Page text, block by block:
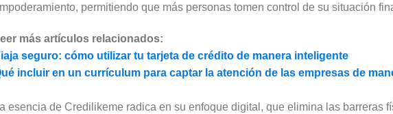
permitiendo que más personas tomen control de su situación
más artículos relacionados:
seguro: cómo utilizar tu tarjeta de crédito de manera inteligente
incluir en un currículum para captar la atención de las empresas de
esencia de Credilikeme radica en su enfoque digital, que elimina las barreras